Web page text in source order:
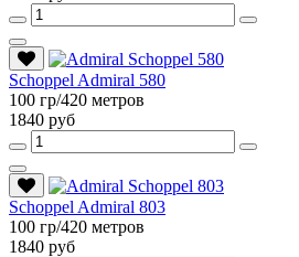
Schoppel Admiral 580
100 гр/420 метров
1840 руб
Schoppel Admiral 803
100 гр/420 метров
1840 руб